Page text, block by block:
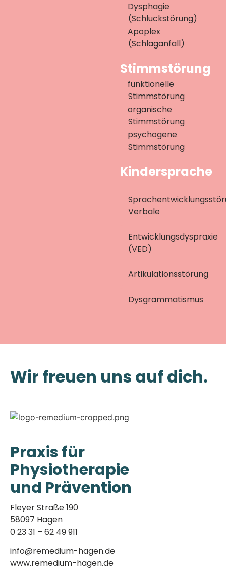
Dysphagie
(Schluckstörung)
Apoplex
(Schlaganfall)
Stimmstörung
funktionelle
Stimmstörung
organische
Stimmstörung
psychogene
Stimmstörung
Kindersprache
Verbale
Entwicklungsdyspraxie
(VED)
Artikulationsstörung
Dysgrammatismus
Wir freuen uns auf dich.
Praxis für
Physiotherapie
und Prävention
Fleyer Straße 190
58097 Hagen
0 23 31 – 62 49 911
info@remedium-hagen.de
www.remedium-hagen.de